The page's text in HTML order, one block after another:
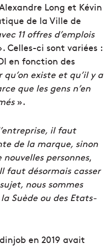
Long et Kévin
de la Ville de
11 offres d’emplois
Celles-ci sont variées :
en fonction des
existe et qu’il y a
que les gens n’en
».
il faut
de la marque, sinon
nouvelles personnes,
Il faut désormais casser
nous sommes
Suède ou des Etats-
en 2019 avait